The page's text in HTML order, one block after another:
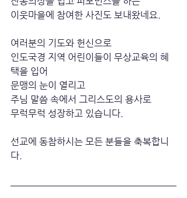
이웃마을에 참여한 사진도 보내왔네요.
여러분의 기도와 헌신으로
인도국경 지역 어린이들이 무상교육의 혜
택을 입어
문맹의 눈이 열리고
주님 말씀 속에서 그리스도의 용사로
무럭무럭 성장하고 있습니다.
선교에 동참하시는 모든 분들을 축복합니
다.